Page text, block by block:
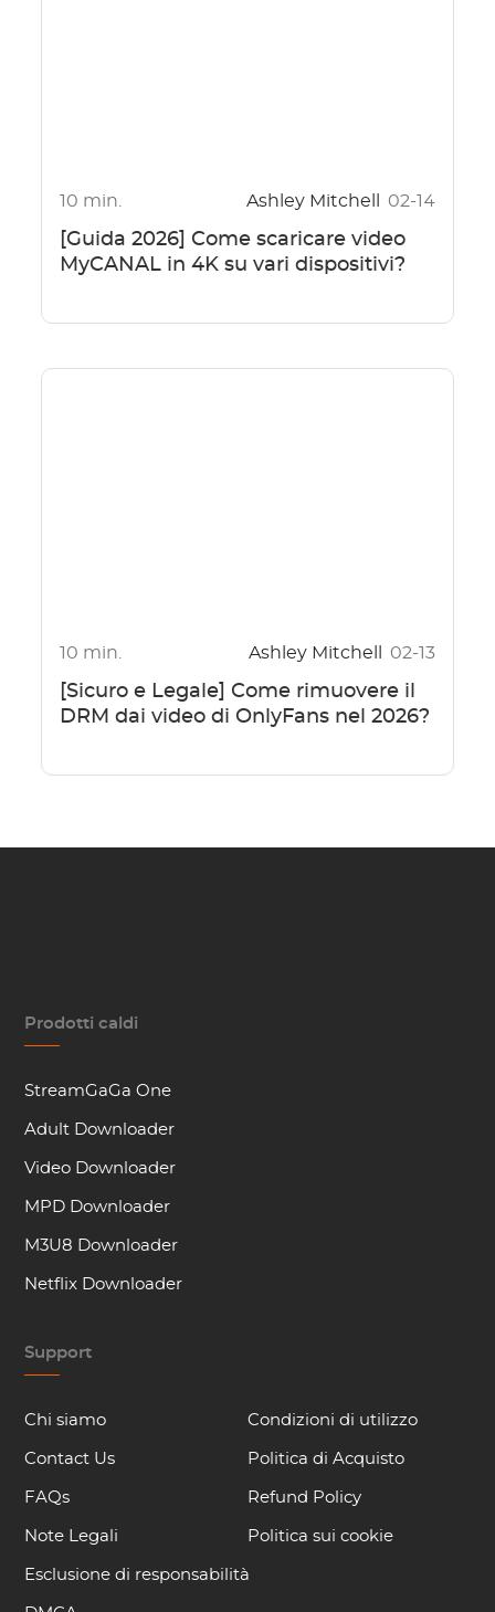
10 min. Ashley Mitchell 02-14
[Guida 2026] Come scaricare video
MyCANAL in 4K su vari dispositivi?
10 min. Ashley Mitchell 02-13
[Sicuro e Legale] Come rimuovere il
DRM dai video di OnlyFans nel 2026?
Prodotti caldi
StreamGaGa One
Adult Downloader
Video Downloader
MPD Downloader
M3U8 Downloader
Netflix Downloader
Support
Chi siamo
Contact Us
FAQs
Note Legali
Esclusione di responsabilità
Condizioni di utilizzo
Politica di Acquisto
Refund Policy
Politica sui cookie